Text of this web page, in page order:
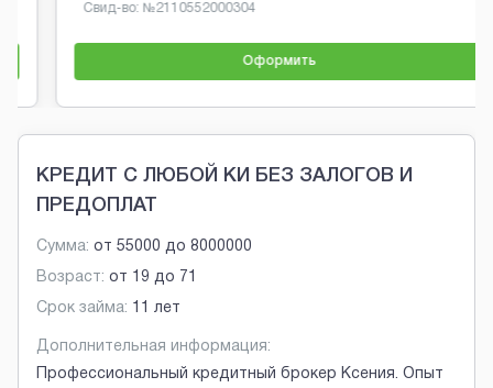
Свид-во: №2110552000304
Оформить
Brobaza - Обычные объявления
КРЕДИТ С ЛЮБОЙ КИ БЕЗ ЗАЛОГОВ И
ПРЕДОПЛАТ
Сумма: от 55000 до 8000000
Возраст: от 19 до 71
Срок займа: 11 лет
Дополнительная информация:
Профессиональный кредитный брокер Ксения. Опыт